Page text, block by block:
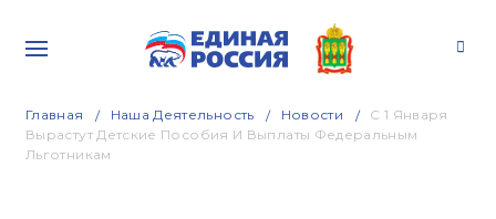
Главная Наша Деятельность Новости
С 1 Января
Вырастут Детские Пособия И Выплаты Федеральным
Льготникам